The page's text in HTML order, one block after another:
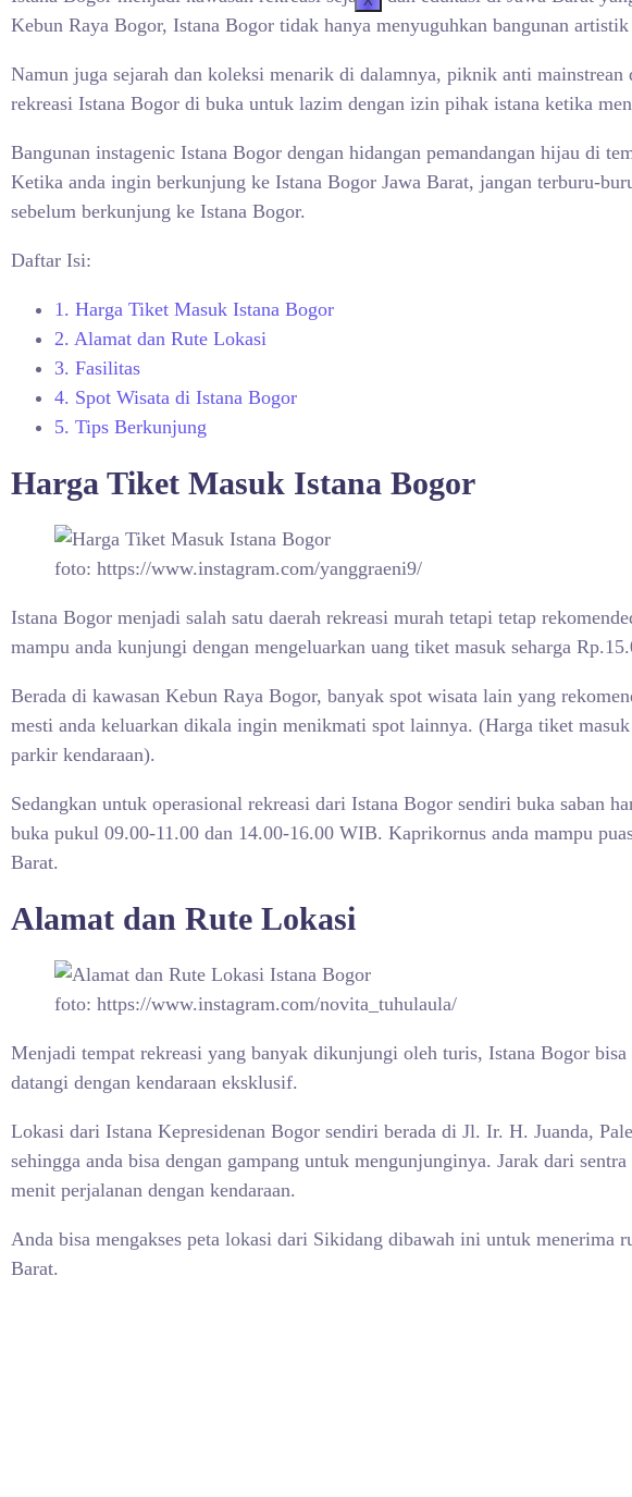
Kebun Raya Bogor, Istana Bogor tidak hanya menyuguhkan bangunan artistik
Namun juga sejarah dan koleksi menarik di dalamnya, piknik anti mainstrean
rekreasi Istana Bogor di buka untuk lazim dengan izin pihak istana ketika
Bangunan instagenic Istana Bogor dengan hidangan pemandangan hijau di
Ketika anda ingin berkunjung ke Istana Bogor Jawa Barat, jangan terburu-
sebelum berkunjung ke Istana Bogor.
Daftar Isi:
1. Harga Tiket Masuk Istana Bogor
2. Alamat dan Rute Lokasi
3. Fasilitas
4. Spot Wisata di Istana Bogor
5. Tips Berkunjung
Harga Tiket Masuk Istana Bogor
foto: https://www.instagram.com/yanggraeni9/
Istana Bogor menjadi salah satu daerah rekreasi murah tetapi tetap
mampu anda kunjungi dengan mengeluarkan uang tiket masuk seharga
Berada di kawasan Kebun Raya Bogor, banyak spot wisata lain yang
mesti anda keluarkan dikala ingin menikmati spot lainnya. (Harga tiket masuk
parkir kendaraan).
Sedangkan untuk operasional rekreasi dari Istana Bogor sendiri buka saban
buka pukul 09.00-11.00 dan 14.00-16.00 WIB. Kaprikornus anda mampu
Barat.
Alamat dan Rute Lokasi
foto: https://www.instagram.com/novita_tuhulaula/
Menjadi tempat rekreasi yang banyak dikunjungi oleh turis, Istana Bogor
datangi dengan kendaraan eksklusif.
Lokasi dari Istana Kepresidenan Bogor sendiri berada di Jl. Ir. H. Juanda,
sehingga anda bisa dengan gampang untuk mengunjunginya. Jarak dari
menit perjalanan dengan kendaraan.
Anda bisa mengakses peta lokasi dari Sikidang dibawah ini untuk menerima
Barat.